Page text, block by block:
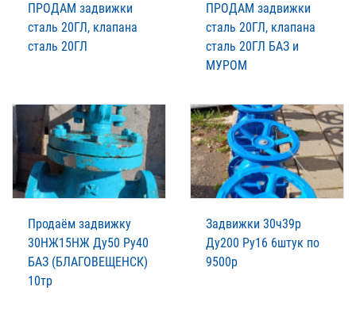
ПРОДАМ задвижки
сталь 20ГЛ, клапана
сталь 20ГЛ
ПРОДАМ задвижки
сталь 20ГЛ, клапана
сталь 20ГЛ БАЗ и
МУРОМ
Пpодаём зaдвижку
30НЖ15НЖ Ду50 Ру40
БАЗ (БЛАГОВЕЩЕНСК)
10тр
Задвижки 30ч39р
Ду200 Ру16 6штук по
9500р